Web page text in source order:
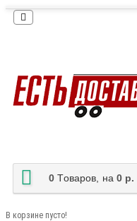
0 Tоваров, на 0 р.
В корзине пусто!